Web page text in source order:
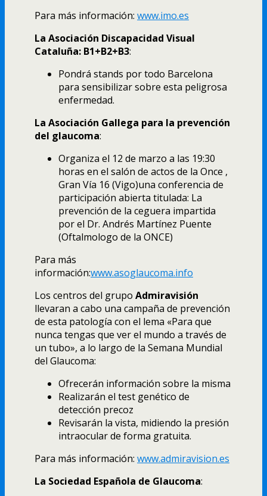
Para más información: www.imo.es
La Asociación Discapacidad Visual
Cataluña: B1+B2+B3:
Pondrá stands por todo Barcelona
para sensibilizar sobre esta peligrosa
enfermedad.
La Asociación Gallega para la prevención
del glaucoma:
Organiza el 12 de marzo a las 19:30
horas en el salón de actos de la Once ,
Gran Vía 16 (Vigo)una conferencia de
participación abierta titulada: La
prevención de la ceguera impartida
por el Dr. Andrés Martínez Puente
(Oftalmologo de la ONCE)
Para más
información:www.asoglaucoma.info
Los centros del grupo Admiravisión
llevaran a cabo una campaña de prevención
de esta patología con el lema «Para que
nunca tengas que ver el mundo a través de
un tubo», a lo largo de la Semana Mundial
del Glaucoma:
Ofrecerán información sobre la misma
Realizarán el test genético de
detección precoz
Revisarán la vista, midiendo la presión
intraocular de forma gratuita.
Para más información: www.admiravision.es
La Sociedad Española de Glaucoma: